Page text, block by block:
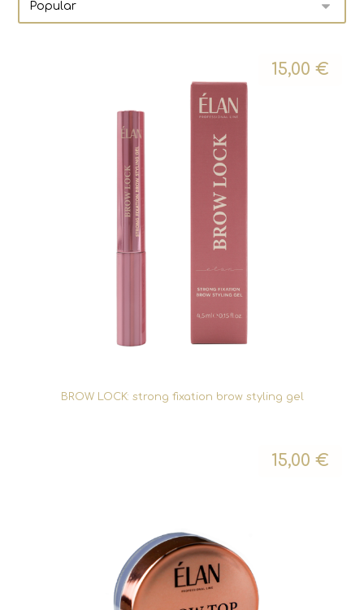
BROW LOCK: strong fixation brow styling gel
15,00 €
15,00 €